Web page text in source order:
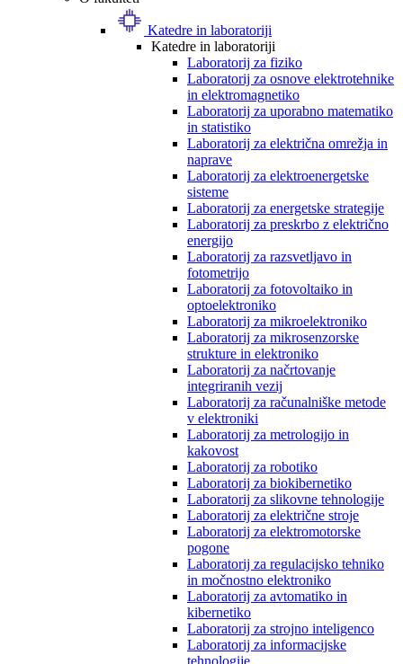
Katedre in laboratoriji
Katedre in laboratoriji
Laboratorij za fiziko
Laboratorij za osnove elektrotehnike
in elektromagnetiko
Laboratorij za uporabno matematiko
in statistiko
Laboratorij za električna omrežja in
naprave
Laboratorij za elektroenergetske
sisteme
Laboratorij za energetske strategije
Laboratorij za preskrbo z električno
energijo
Laboratorij za razsvetljavo in
fotometrijo
Laboratorij za fotovoltaiko in
optoelektroniko
Laboratorij za mikroelektroniko
Laboratorij za mikrosenzorske
strukture in elektroniko
Laboratorij za načrtovanje
integriranih vezij
Laboratorij za računalniške metode
v elektroniki
Laboratorij za metrologijo in
kakovost
Laboratorij za robotiko
Laboratorij za biokibernetiko
Laboratorij za slikovne tehnologije
Laboratorij za električne stroje
Laboratorij za elektromotorske
pogone
Laboratorij za regulacijsko tehniko
in močnostno elektroniko
Laboratorij za avtomatiko in
kibernetiko
Laboratorij za strojno inteligenco
Laboratorij za informacijske
tehnologije